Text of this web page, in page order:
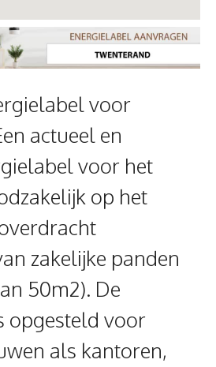
voor
actueel en
voor het
op het
zakelijke panden
50m2). De
opgesteld voor
als kantoren,